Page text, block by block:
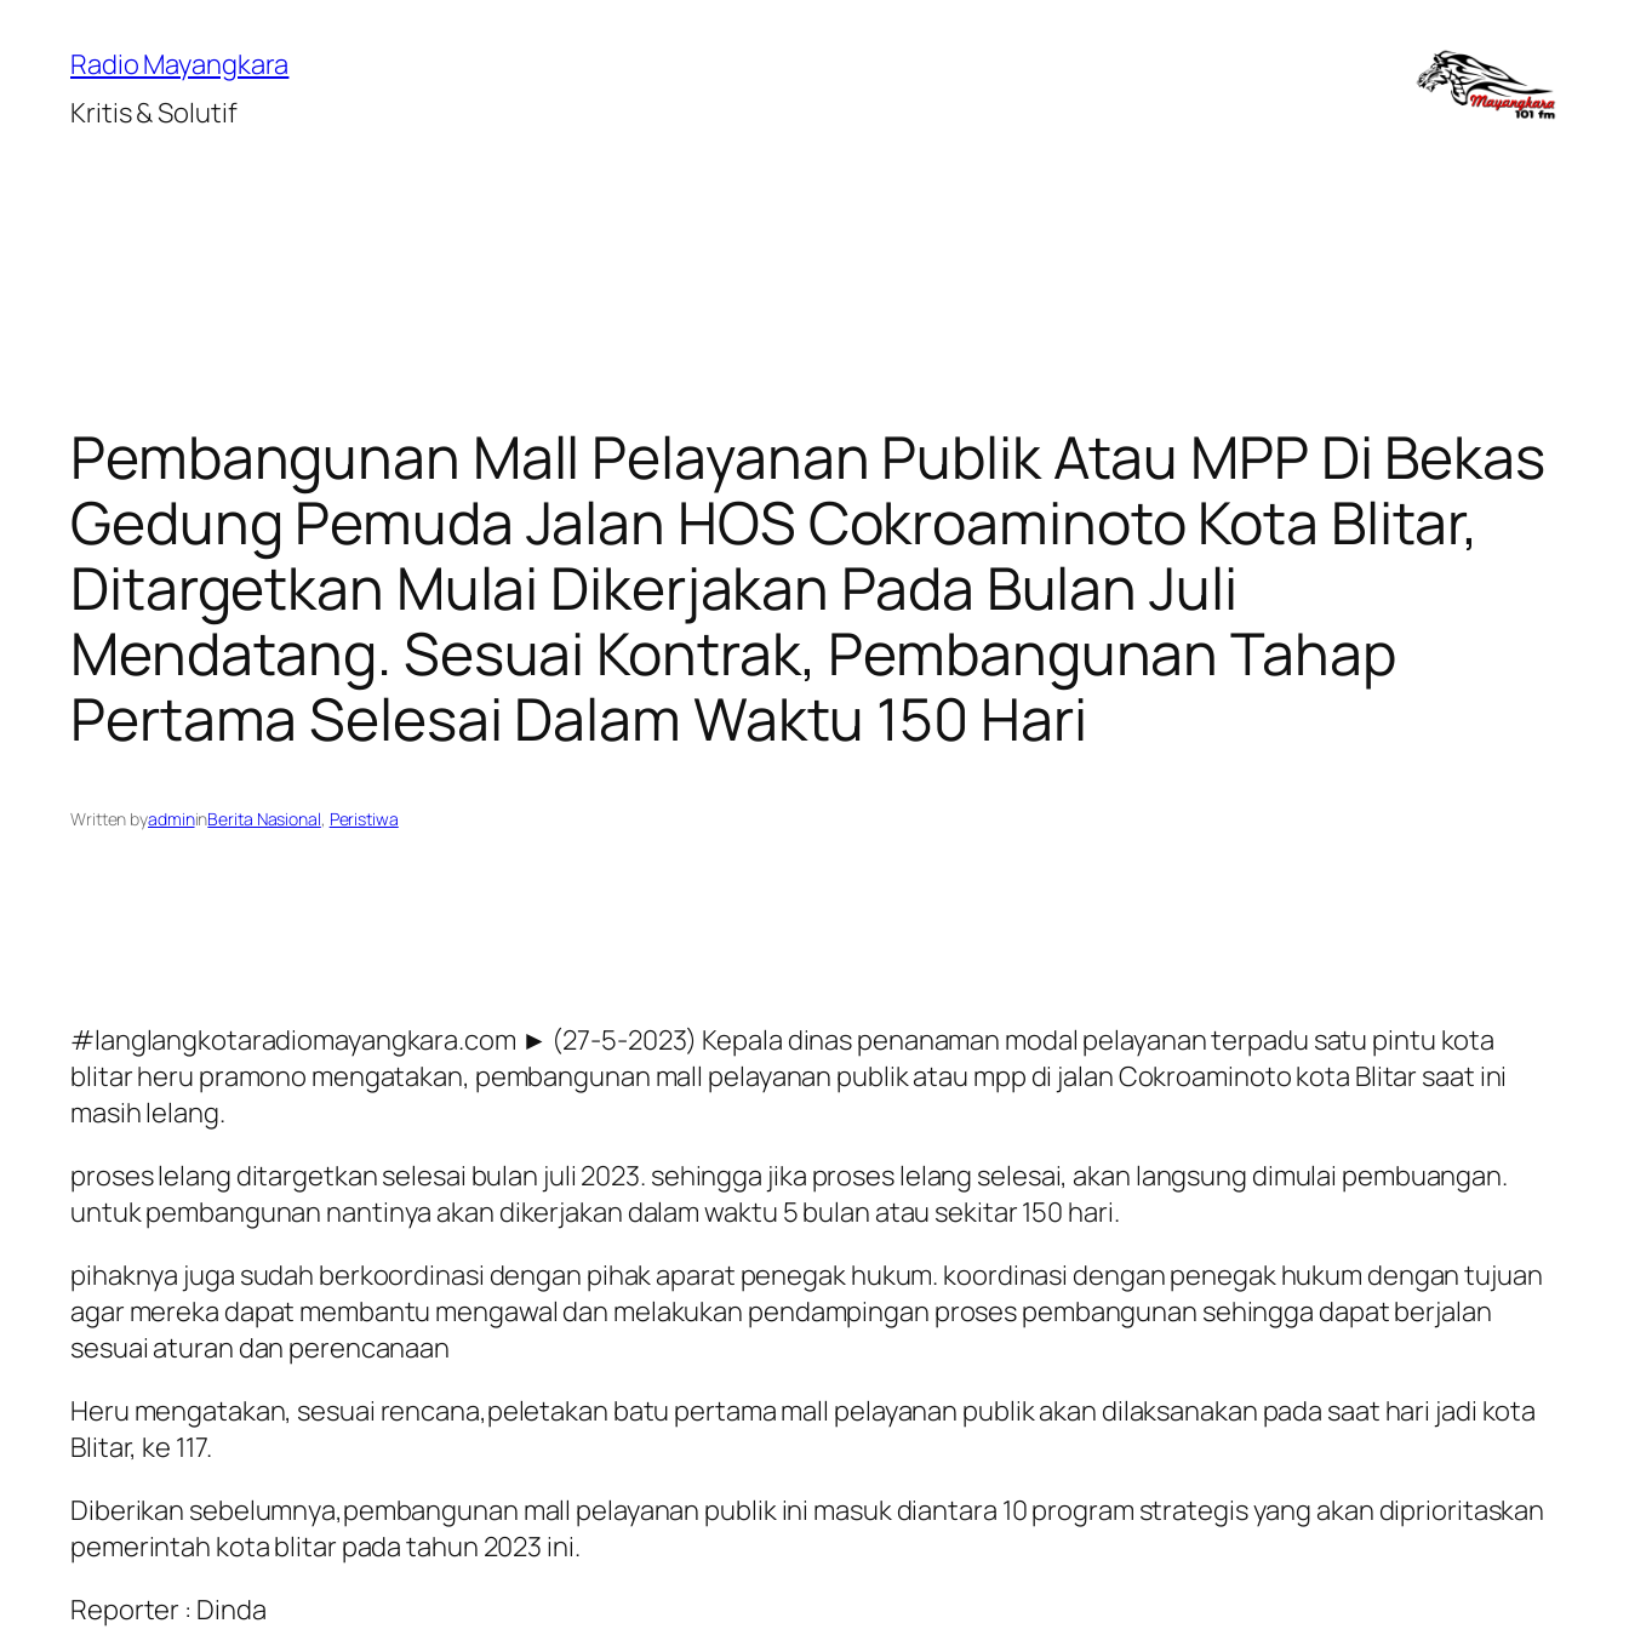
konten
Radio Mayangkara
Kritis & Solutif
Pembangunan Mall Pelayanan Publik Atau MPP Di Bekas
Gedung Pemuda Jalan HOS Cokroaminoto Kota Blitar,
Ditargetkan Mulai Dikerjakan Pada Bulan Juli
Mendatang. Sesuai Kontrak, Pembangunan Tahap
Pertama Selesai Dalam Waktu 150 Hari
Written byadmininBerita Nasional, Peristiwa
#langlangkotaradiomayangkara.com ► (27-5-2023) Kepala dinas penanaman modal pelayanan terpadu satu pintu kota
blitar heru pramono mengatakan, pembangunan mall pelayanan publik atau mpp di jalan Cokroaminoto kota Blitar saat ini
masih lelang.
proses lelang ditargetkan selesai bulan juli 2023. sehingga jika proses lelang selesai, akan langsung dimulai pembuangan.
untuk pembangunan nantinya akan dikerjakan dalam waktu 5 bulan atau sekitar 150 hari.
pihaknya juga sudah berkoordinasi dengan pihak aparat penegak hukum. koordinasi dengan penegak hukum dengan tujuan
agar mereka dapat membantu mengawal dan melakukan pendampingan proses pembangunan sehingga dapat berjalan
sesuai aturan dan perencanaan
Heru mengatakan, sesuai rencana,peletakan batu pertama mall pelayanan publik akan dilaksanakan pada saat hari jadi kota
Blitar, ke 117.
Diberikan sebelumnya,pembangunan mall pelayanan publik ini masuk diantara 10 program strategis yang akan diprioritaskan
pemerintah kota blitar pada tahun 2023 ini.
Reporter : Dinda